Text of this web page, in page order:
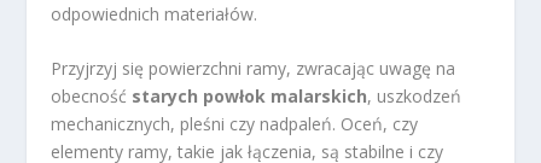
odpowiednich materiałów.
Przyjrzyj się powierzchni ramy, zwracając uwagę na
obecność starych powłok malarskich, uszkodzeń
mechanicznych, pleśni czy nadpaleń. Oceń, czy
elementy ramy, takie jak łączenia, są stabilne i czy